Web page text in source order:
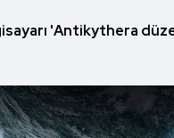
'Antikythera